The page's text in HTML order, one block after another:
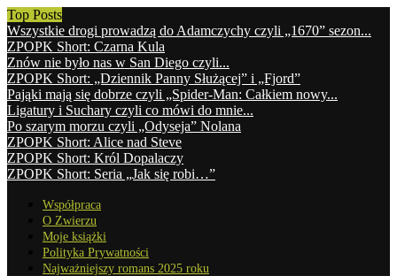
Top Posts
Wszystkie drogi prowadzą do Adamczychy czyli „1670” sezon...
ZPOPK Short: Czarna Kula
Znów nie było nas w San Diego czyli...
ZPOPK Short: „Dziennik Panny Służącej” i „Fjord”
Pająki mają się dobrze czyli „Spider-Man: Całkiem nowy...
Ligatury i Suchary czyli co mówi do mnie...
Po szarym morzu czyli „Odyseja” Nolana
ZPOPK Short: Alice nad Steve
ZPOPK Short: Król Dopalaczy
ZPOPK Short: Seria „Jak się robi…”
Współpraca
O Zwierzu
Moje książki
Polityka Prywatności
Najważniejszy romans 2025 roku